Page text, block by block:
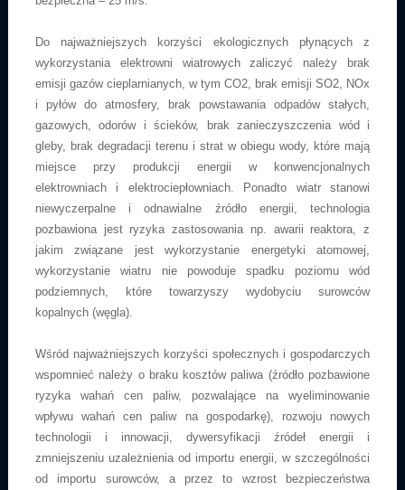
Do najważniejszych korzyści ekologicznych płynących z
wykorzystania elektrowni wiatrowych zaliczyć należy brak
emisji gazów cieplarnianych, w tym CO2, brak emisji SO2, NOx
i pyłów do atmosfery, brak powstawania odpadów stałych,
gazowych, odorów i ścieków, brak zanieczyszczenia wód i
gleby, brak degradacji terenu i strat w obiegu wody, które mają
miejsce przy produkcji energii w konwencjonalnych
elektrowniach i elektrociepłowniach. Ponadto wiatr stanowi
niewyczerpalne i odnawialne źródło energii, technologia
pozbawiona jest ryzyka zastosowania np. awarii reaktora, z
jakim związane jest wykorzystanie energetyki atomowej,
wykorzystanie wiatru nie powoduje spadku poziomu wód
podziemnych, które towarzyszy wydobyciu surowców
kopalnych (węgla).
Wśród najważniejszych korzyści społecznych i gospodarczych
wspomnieć należy o braku kosztów paliwa (źródło pozbawione
ryzyka wahań cen paliw, pozwalające na wyeliminowanie
wpływu wahań cen paliw na gospodarkę), rozwoju nowych
technologii i innowacji, dywersyfikacji źródeł energii i
zmniejszeniu uzależnienia od importu energii, w szczególności
od importu surowców, a przez to wzrost bezpieczeństwa